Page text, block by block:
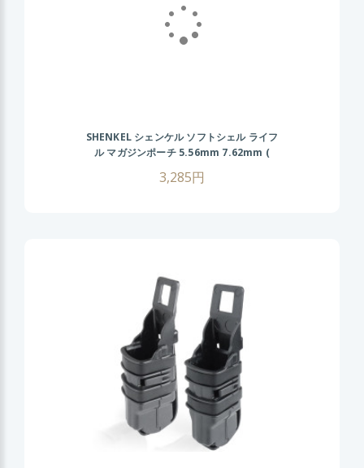
SHENKEL シェンケル ソフトシェル ライフ
ル マガジンポーチ 5.56mm 7.62mm (
ピオンタイプ サバゲー サバイバルゲーム
3,285円